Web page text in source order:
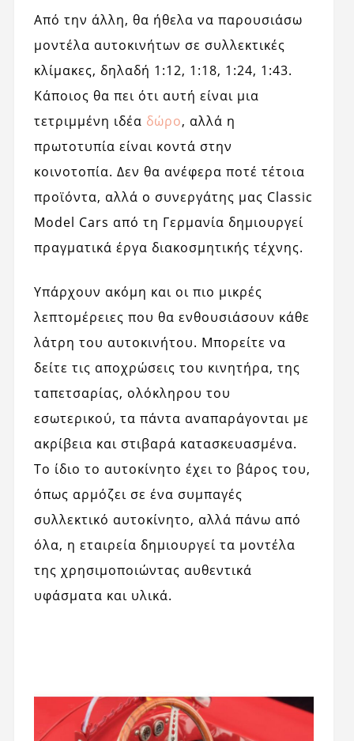
Από την άλλη, θα ήθελα να παρουσιάσω
μοντέλα αυτοκινήτων σε συλλεκτικές
κλίμακες, δηλαδή 1:12, 1:18, 1:24, 1:43.
Κάποιος θα πει ότι αυτή είναι μια
τετριμμένη ιδέα δώρο, αλλά η
πρωτοτυπία είναι κοντά στην
κοινοτοπία. Δεν θα ανέφερα ποτέ τέτοια
προϊόντα, αλλά ο συνεργάτης μας Classic
Model Cars από τη Γερμανία δημιουργεί
πραγματικά έργα διακοσμητικής τέχνης.
Υπάρχουν ακόμη και οι πιο μικρές
λεπτομέρειες που θα ενθουσιάσουν κάθε
λάτρη του αυτοκινήτου. Μπορείτε να
δείτε τις αποχρώσεις του κινητήρα, της
ταπετσαρίας, ολόκληρου του
εσωτερικού, τα πάντα αναπαράγονται με
ακρίβεια και στιβαρά κατασκευασμένα.
Το ίδιο το αυτοκίνητο έχει το βάρος του,
όπως αρμόζει σε ένα συμπαγές
συλλεκτικό αυτοκίνητο, αλλά πάνω από
όλα, η εταιρεία δημιουργεί τα μοντέλα
της χρησιμοποιώντας αυθεντικά
υφάσματα και υλικά.